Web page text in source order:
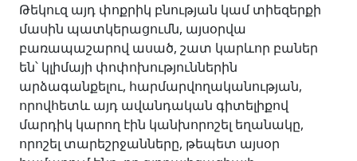
Թեկուզ այդ փոքրիկ բնության կամ տիեզերքի
մասին պատկերացումն, այսօրվա
բառապաշարով ասած, շատ կարևոր բաներ
են՝ կլիմայի փոփոխություններին
արձագանքելու, հարմարվողականության,
որովհետև այդ ավանդական գիտելիքով
մարդիկ կարող էին կանխորոշել եղանակը,
որոշել տարեշրջանները, թեպետ այսօր